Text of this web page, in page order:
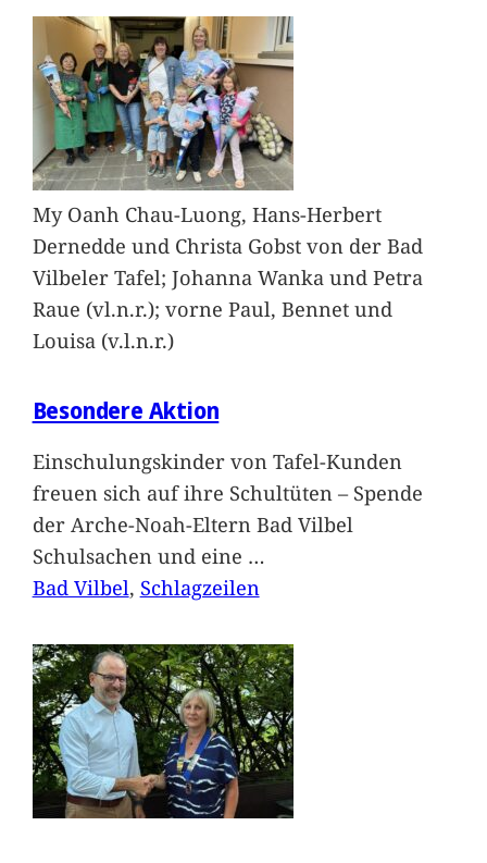
My Oanh Chau-Luong, Hans-Herbert
Dernedde und Christa Gobst von der Bad
Vilbeler Tafel; Johanna Wanka und Petra
Raue (vl.n.r.); vorne Paul, Bennet und
Louisa (v.l.n.r.)
Besondere Aktion
Einschulungskinder von Tafel-Kunden
freuen sich auf ihre Schultüten – Spende
der Arche-Noah-Eltern Bad Vilbel
Schulsachen und eine …
Bad Vilbel, Schlagzeilen